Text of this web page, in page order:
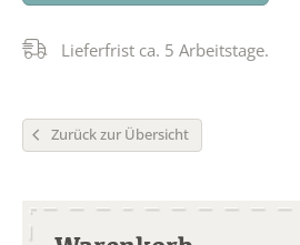
Lieferfrist ca. 5 Arbeitstage.
Zurück zur Übersicht